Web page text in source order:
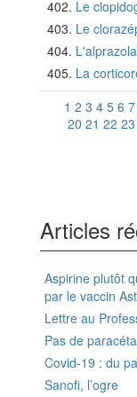
Le
Le
La
1 2 3 4 5 6 7
20 21 22 23
Articles
Aspirine plutôt
par le vaccin
Lettre au
Pas de
Covid-19 : du
Sanofi, l’ogre